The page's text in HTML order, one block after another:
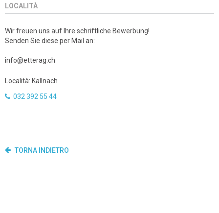
LOCALITÀ
Wir freuen uns auf Ihre schriftliche Bewerbung!
Senden Sie diese per Mail an:
info@etterag.ch
Località: Kallnach
032 392 55 44
TORNA INDIETRO